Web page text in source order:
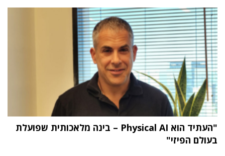
"העתיד הוא Physical AI – בינה מלאכותית שפועלת
בעולם הפיזי"